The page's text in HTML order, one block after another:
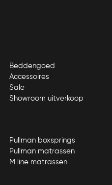
Beddengoed
Accessoires
Sale
Showroom uitverkoop
Pullman boxsprings
Pullman matrassen
M line matrassen